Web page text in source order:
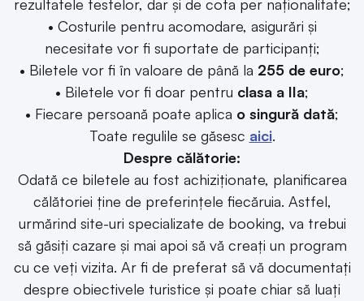
rezultatele testelor, dar și de cota per naționalitate;
• Costurile pentru acomodare, asigurări și
necesitate vor fi suportate de participanți;
• Biletele vor fi în valoare de până la 255 de euro;
• Biletele vor fi doar pentru clasa a IIa;
• Fiecare persoană poate aplica o singură dată;
Toate regulile se găsesc aici.
Despre călătorie:
Odată ce biletele au fost achiziționate, planificarea
călătoriei ține de preferințele fiecăruia. Astfel,
urmărind site-uri specializate de booking, va trebui
să găsiți cazare și mai apoi să vă creați un program
cu ce veți vizita. Ar fi de preferat să vă documentați
despre obiectivele turistice și poate chiar să luați